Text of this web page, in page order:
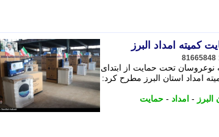
81665848
از اهدای 53 سری جهیزیه به نوعروسان تحت حمایت از ابتدای
کمیته امداد استان البرز مطرح کرد:
البرز - امداد - حمایت